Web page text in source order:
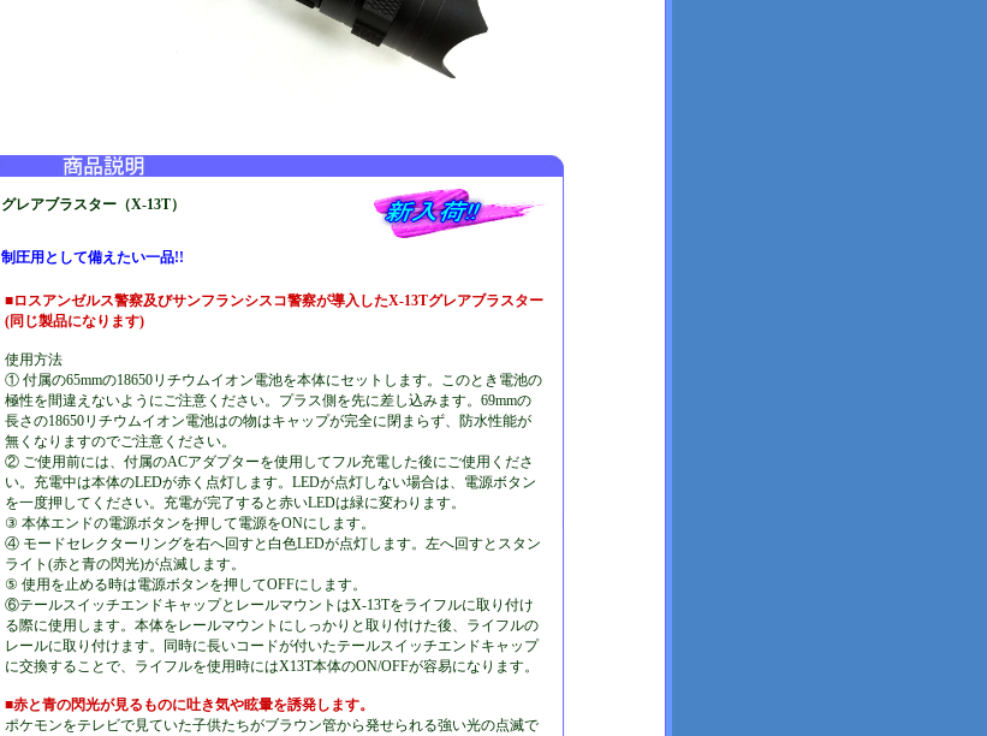
グレアブラスター（X-13T）
制圧用として備えたい一品!!
■ロスアンゼルス警察及びサンフランシスコ警察が導入したX-13Tグレアブラスター
(同じ製品になります)
使用方法
① 付属の65mmの18650リチウムイオン電池を本体にセットします。このとき電池の
極性を間違えないようにご注意ください。プラス側を先に差し込みます。69mmの
長さの18650リチウムイオン電池はの物はキャップが完全に閉まらず、防水性能が
無くなりますのでご注意ください。
② ご使用前には、付属のACアダプターを使用してフル充電した後にご使用くださ
い。充電中は本体のLEDが赤く点灯します。LEDが点灯しない場合は、電源ボタン
を一度押してください。充電が完了すると赤いLEDは緑に変わります。
③ 本体エンドの電源ボタンを押して電源をONにします。
④ モードセレクターリングを右へ回すと白色LEDが点灯します。左へ回すとスタン
ライト(赤と青の閃光)が点滅します。
⑤ 使用を止める時は電源ボタンを押してOFFにします。
⑥テールスイッチエンドキャップとレールマウントはX-13Tをライフルに取り付け
る際に使用します。本体をレールマウントにしっかりと取り付けた後、ライフルの
レールに取り付けます。同時に長いコードが付いたテールスイッチエンドキャップ
に交換することで、ライフルを使用時にはX13T本体のON/OFFが容易になります。
■赤と青の閃光が見るものに吐き気や眩暈を誘発します。
ポケモンをテレビで見ていた子供たちがブラウン管から発せられる強い光の点滅で